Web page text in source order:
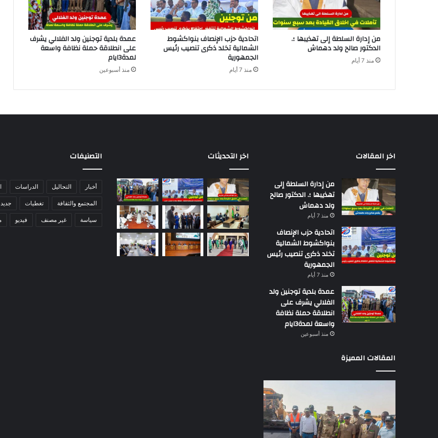
من إدارة السلطة إلى تهذيبها ؛.
الدكتور صالح ولد دهماش
منذ 7 أيام
اتحادية حزب الإنصاف بنواكشوط
الشمالية تخلد ذكرى تنصيب رئيس
الجمهورية
منذ 7 أيام
عمدة بلدية توجنين ولد الفلالي يشرف
على انطلاقة حملة نظافة واسعة
لمدة3ايام
منذ أسبوعين
اخر المقالات
من إدارة السلطة إلى
تهذيبها ؛. الدكتور صالح
ولد دهماش
منذ 7 أيام
اتحادية حزب الإنصاف
بنواكشوط الشمالية
تخلد ذكرى تنصيب رئيس
الجمهورية
منذ 7 أيام
عمدة بلدية توجنين ولد
الفلالي يشرف على
انطلاقة حملة نظافة
واسعة لمدة3ايام
منذ أسبوعين
المقالات المميزة
اشغال
بناء
اخر التحديثات التصنيفات
أخبار التحاليل الدراسات
المجتمع والثقافة تغطيات جديد
سياسة غير مصنف فيديو